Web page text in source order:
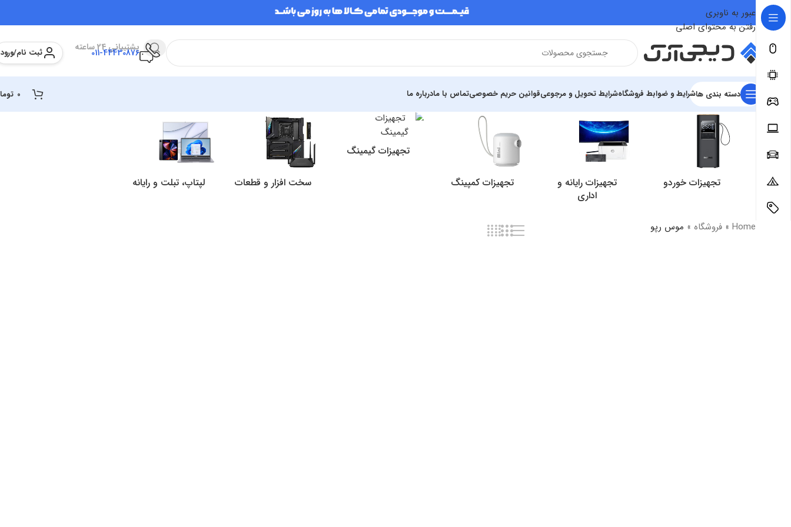
عبور به ناوبری
رفتن به محتوای اصلی
پشتیبانی 24 ساعته
011-44430876 ثبت نام/ورود
دسته بندی هاشرایط و ضوابط فروشگاهشرایط تحویل و مرجوعیقوانین حریم خصوصیتماس با مادرباره ما
تجهیزات خوردو
تجهیزات رایانه و
اداری
تجهیزات کمپینگ
تجهیزات گیمینگ
سخت افزار و قطعات لپتاپ، تبلت و رایانه
Home
» فروشگاه » موس رپو